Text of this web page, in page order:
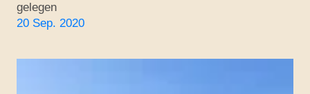
gelegen
20 Sep. 2020